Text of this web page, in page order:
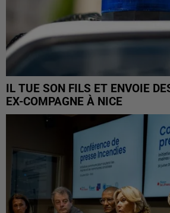
IL TUE SON FILS ET ENVOIE
EX-COMPAGNE À NICE